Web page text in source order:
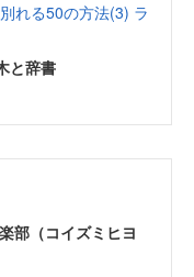
れる50の方法(3) ラ
と辞書
部（コイズミヒヨ